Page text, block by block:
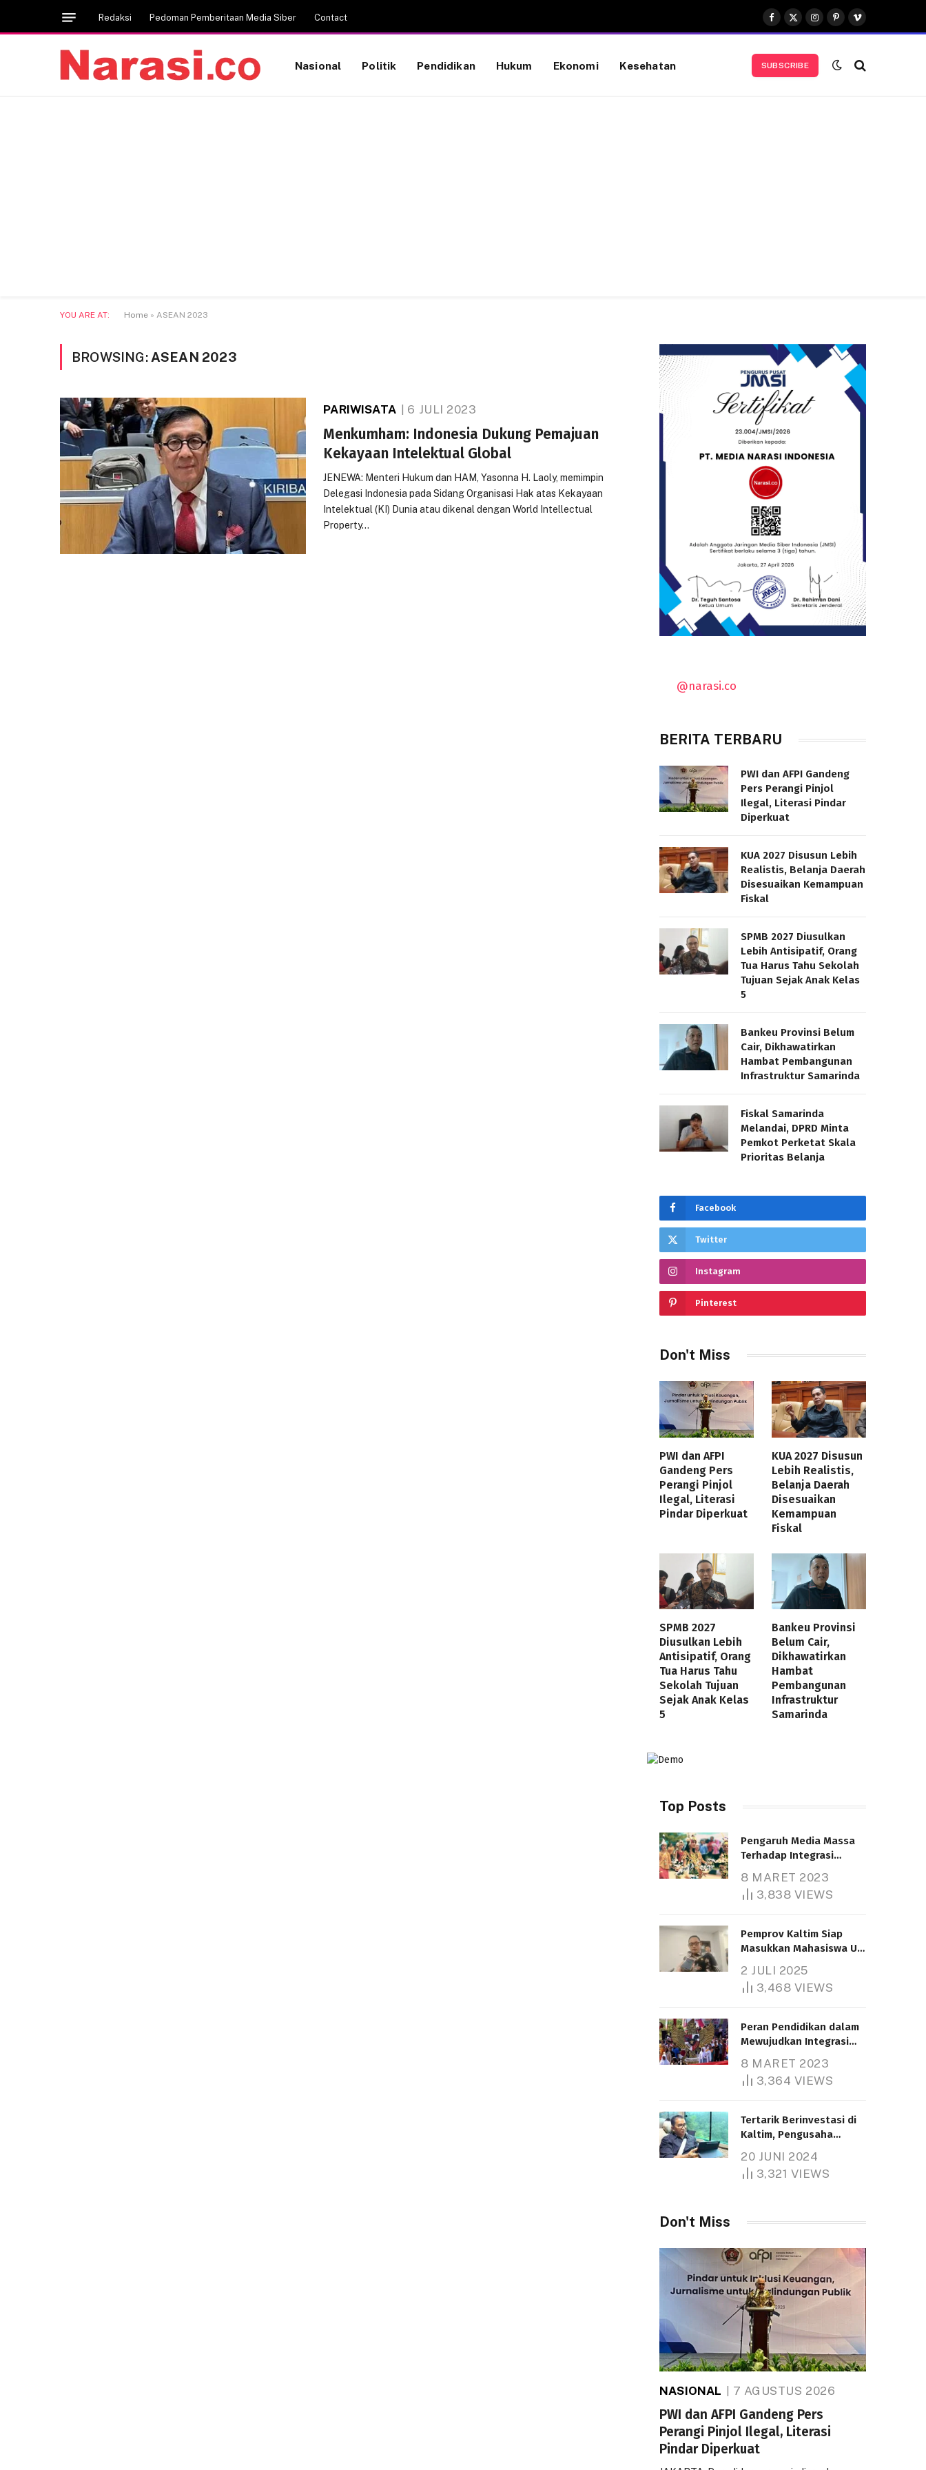
Redaksi Pedoman Pemberitaan Media Siber Contact
Facebook
X
(Twitter)
Instagram
Pinterest
Vimeo
Nasional Politik Pendidikan Hukum Ekonomi Kesehatan SUBSCRIBE
YOU ARE AT: Home » ASEAN 2023
BROWSING: ASEAN 2023
PARIWISATA 6 JULI 2023
Menkumham: Indonesia Dukung Pemajuan
Kekayaan Intelektual Global
JENEWA: Menteri Hukum dan HAM, Yasonna H. Laoly, memimpin
Delegasi Indonesia pada Sidang Organisasi Hak atas Kekayaan
Intelektual (KI) Dunia atau dikenal dengan World Intellectual
Property…
@narasi.co
BERITA TERBARU
PWI dan AFPI Gandeng
Pers Perangi Pinjol
Ilegal, Literasi Pindar
Diperkuat
KUA 2027 Disusun Lebih
Realistis, Belanja Daerah
Disesuaikan Kemampuan
Fiskal
SPMB 2027 Diusulkan
Lebih Antisipatif, Orang
Tua Harus Tahu Sekolah
Tujuan Sejak Anak Kelas
5
Bankeu Provinsi Belum
Cair, Dikhawatirkan
Hambat Pembangunan
Infrastruktur Samarinda
Fiskal Samarinda
Melandai, DPRD Minta
Pemkot Perketat Skala
Prioritas Belanja
Facebook
Twitter
Instagram
Pinterest
Don't Miss
PWI dan AFPI
Gandeng Pers
Perangi Pinjol
Ilegal, Literasi
Pindar Diperkuat
KUA 2027 Disusun
Lebih Realistis,
Belanja Daerah
Disesuaikan
Kemampuan
Fiskal
SPMB 2027
Diusulkan Lebih
Antisipatif, Orang
Tua Harus Tahu
Sekolah Tujuan
Sejak Anak Kelas
5
Bankeu Provinsi
Belum Cair,
Dikhawatirkan
Hambat
Pembangunan
Infrastruktur
Samarinda
Top Posts
Pengaruh Media Massa
Terhadap Integrasi
8 MARET 2023
3,838 VIEWS
Pemprov Kaltim Siap
Masukkan Mahasiswa UT
Bantuan Pendidikan
Gratispol
2 JULI 2025
3,468 VIEWS
Peran Pendidikan dalam
Mewujudkan Integrasi
8 MARET 2023
3,364 VIEWS
Tertarik Berinvestasi di
Kaltim, Pengusaha
1.000 Hektare
20 JUNI 2024
3,321 VIEWS
Don't Miss
NASIONAL 7 AGUSTUS 2026
PWI dan AFPI Gandeng Pers
Perangi Pinjol Ilegal, Literasi
Pindar Diperkuat